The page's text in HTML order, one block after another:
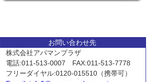
お問い合わせ先
株式会社アパマンプラザ
電話:011-513-0007 FAX:011-513-7778
フリーダイヤル:0120-015510（携帯可）